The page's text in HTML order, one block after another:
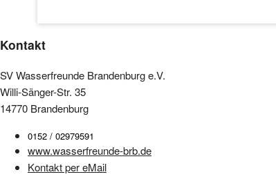
Kontakt
SV Wasserfreunde Brandenburg e.V.
Willi-Sänger-Str. 35
14770 Brandenburg
0152 / 02979591
www.wasserfreunde-brb.de
Kontakt per eMail